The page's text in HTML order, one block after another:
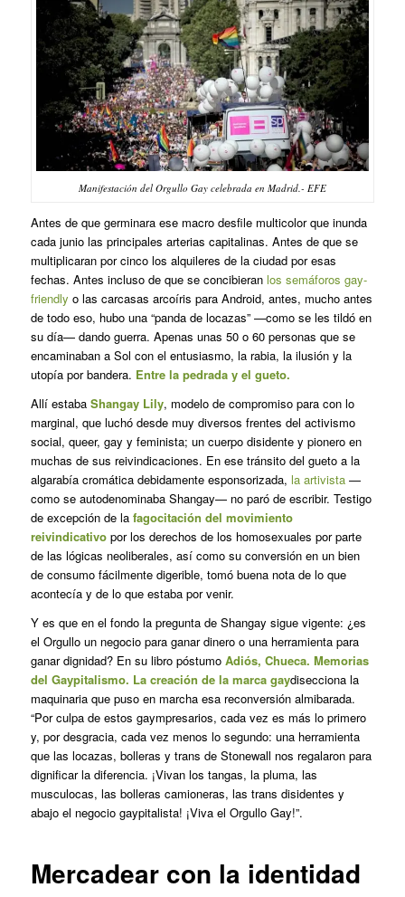
Manifestación del Orgullo Gay celebrada en Madrid.- EFE
Antes de que germinara ese macro desfile multicolor que inunda
cada junio las principales arterias capitalinas. Antes de que se
multiplicaran por cinco los alquileres de la ciudad por esas
fechas. Antes incluso de que se concibieran los semáforos gay-
friendly o las carcasas arcoíris para Android, antes, mucho antes
de todo eso, hubo una “panda de locazas” —como se les tildó en
su día— dando guerra. Apenas unas 50 o 60 personas que se
encaminaban a Sol con el entusiasmo, la rabia, la ilusión y la
utopía por bandera. Entre la pedrada y el gueto.
Allí estaba Shangay Lily, modelo de compromiso para con lo
marginal, que luchó desde muy diversos frentes del activismo
social, queer, gay y feminista; un cuerpo disidente y pionero en
muchas de sus reivindicaciones. En ese tránsito del gueto a la
algarabía cromática debidamente esponsorizada, laartivista—
como se autodenominaba Shangay— no paró de escribir. Testigo
de excepción de la fagocitación del movimiento
reivindicativopor los derechos de los homosexuales por parte
de las lógicas neoliberales, así como su conversión en un bien
de consumo fácilmente digerible, tomó buena nota de lo que
acontecía y de lo que estaba por venir.
Y es que en el fondo la pregunta de Shangay sigue vigente: ¿es
el Orgullo un negocio para ganar dinero o una herramienta para
ganar dignidad? En su libro póstumo Adiós, Chueca. Memorias
del Gaypitalismo. La creación de la marca gaydisecciona la
maquinaria que puso en marcha esa reconversión almibarada.
“Por culpa de estos gaympresarios, cada vez es más lo primero
y, por desgracia, cada vez menos lo segundo: una herramienta
que las locazas, bolleras y trans de Stonewall nos regalaron para
dignificar la diferencia. ¡Vivan los tangas, la pluma, las
musculocas, las bolleras camioneras, las trans disidentes y
abajo el negocio gaypitalista! ¡Viva el Orgullo Gay!”.
Mercadear con la identidad